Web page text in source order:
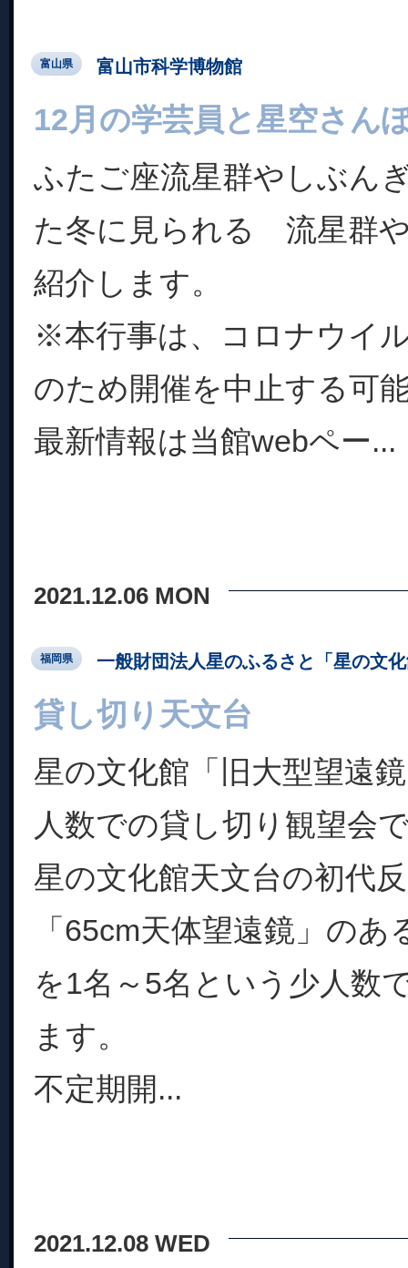
富山県 富山市科学博物館
12月の学芸員と星空さん
ふたご座流星群やしぶん
た冬に見られる 流星群
紹介します。
※本行事は、コロナウイ
のため開催を中止する可
最新情報は当館webペー...
2021.12.06 MON
福岡県 一般財団法人星のふるさと「星の文
貸し切り天文台
星の文化館「旧大型望遠
人数での貸し切り観望会
星の文化館天文台の初代
「65cm天体望遠鏡」の
を1名～5名という少人数
ます。
不定期開...
2021.12.08 WED